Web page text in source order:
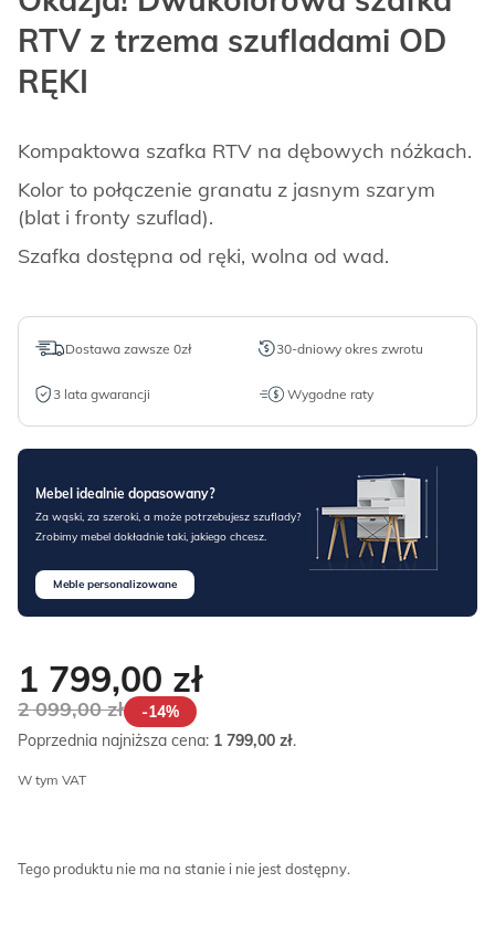
RTV z trzema szufladami OD
RĘKI
Kompaktowa szafka RTV na dębowych nóżkach.
Kolor to połączenie granatu z jasnym szarym
(blat i fronty szuflad).
Szafka dostępna od ręki, wolna od wad.
Dostawa zawsze 0zł 30-dniowy okres zwrotu
3 lata gwarancji Wygodne raty
Mebel idealnie dopasowany?
Za wąski, za szeroki, a może potrzebujesz szuflady?
Zrobimy mebel dokładnie taki, jakiego chcesz.
Meble personalizowane
1 799,00 zł
2 099,00zł
-14%
Poprzednia najniższa cena: 1 799,00 zł.
W tym VAT
Tego produktu nie ma na stanie i nie jest dostępny.